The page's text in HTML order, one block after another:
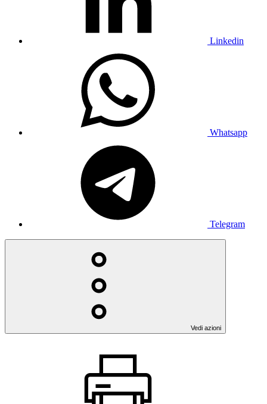
Linkedin
Whatsapp
Telegram
Vedi azioni